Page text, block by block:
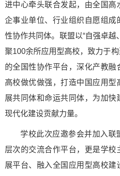
进中心牵头联合发起，由全国高
企事业单位、行业组织自愿组成
性协作共同体。联盟以“自强卓越
聚100余所应用型高校，致力于
的全国性协作平台，深化产教融
高校做优做强，打造中国应用型
展共同体和命运共同体，为加
现代化建设贡献力量。
学校此次应邀参会并加入联
层次的交流合作平台，更是学校
展平台、融入全国应用型高校